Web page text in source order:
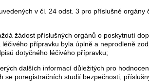
v čl. 24 odst. 3 pro příslušné
žádost příslušných orgánů o poskytnutí
léčivého přípravku byla úplně a neprodleně
dotyčného léčivého přípravku;
dalších informací důležitých pro
se poregistračních studií bezpečnosti,